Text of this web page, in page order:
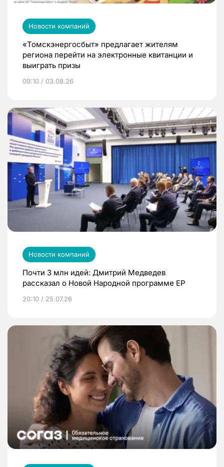
Новости компаний
«Томскэнергосбыт» предлагает жителям
региона перейти на электронные квитанции и
выиграть призы
09:10 / 03.08.26
Новости компаний
Почти 3 млн идей: Дмитрий Медведев
рассказал о Новой Народной программе ЕР
20:10 / 25.07.26